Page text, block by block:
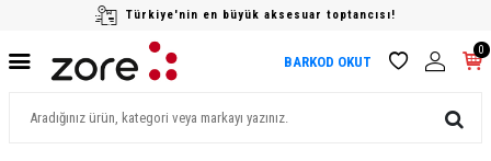
Türkiye'nin en büyük aksesuar toptancısı!
BARKOD OKUT
0